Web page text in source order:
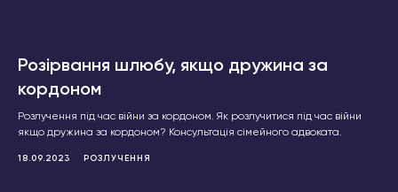
Розірвання шлюбу, якщо дружина за
кордоном
Розлучення під час війни за кордоном. Як розлучитися під час війни
якщо дружина за кордоном? Консультація сімейного адвоката.
18.09.2023 РОЗЛУЧЕННЯ